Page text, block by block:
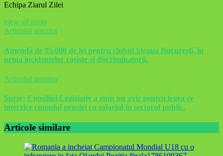
Echipa Ziarul Zilei
view all posts
Articolul anterior
Amendă de 95.000 de lei pentru clubul Steaua București, în
urma incidentelor rasiste și discriminatorii.
Articolul următor
Surse: Consiliul Legislativ a emis un aviz pentru legea ce
interzice cumulul pensiei cu salariul în sectorul public.
Articole similare